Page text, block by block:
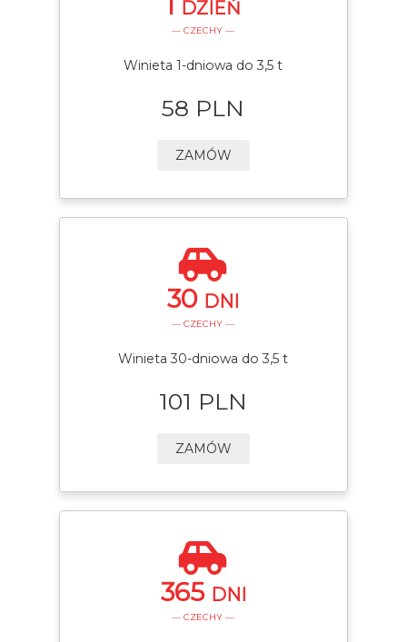
DZIEŃ
— CZECHY —
Winieta 1-dniowa do 3,5 t
58 PLN
ZAMÓW
30 DNI
— CZECHY —
Winieta 30-dniowa do 3,5 t
101 PLN
ZAMÓW
365 DNI
— CZECHY —